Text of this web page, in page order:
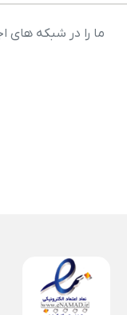
ما را در شبکه های